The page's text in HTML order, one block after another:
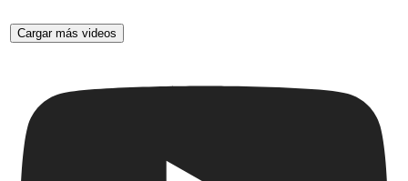
Cargar más videos